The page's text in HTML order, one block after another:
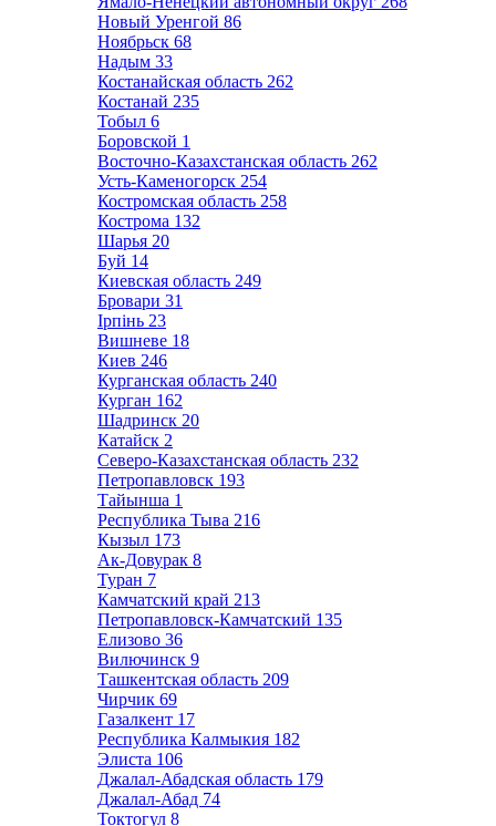
Новый Уренгой 86
Ноябрьск 68
Надым 33
Костанайская область 262
Костанай 235
Тобыл 6
Боровской 1
Восточно-Казахстанская область 262
Усть-Каменогорск 254
Костромская область 258
Кострома 132
Шарья 20
Буй 14
Киевская область 249
Бровари 31
Ірпінь 23
Вишневе 18
Киев 246
Курганская область 240
Курган 162
Шадринск 20
Катайск 2
Северо-Казахстанская область 232
Петропавловск 193
Тайынша 1
Республика Тыва 216
Кызыл 173
Ак-Довурак 8
Туран 7
Камчатский край 213
Петропавловск-Камчатский 135
Елизово 36
Вилючинск 9
Ташкентская область 209
Чирчик 69
Газалкент 17
Республика Калмыкия 182
Элиста 106
Джалал-Абадская область 179
Джалал-Абад 74
Токтогул 8